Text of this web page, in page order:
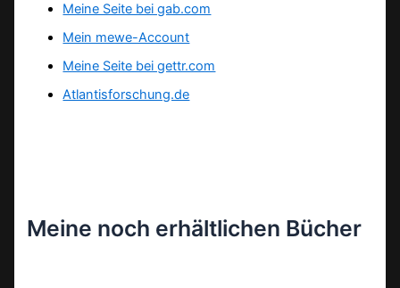
Meine Seite bei gab.com
Mein mewe-Account
Meine Seite bei gettr.com
Atlantisforschung.de
Meine noch erhältlichen Bücher